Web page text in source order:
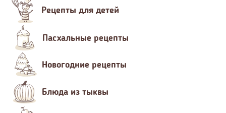
Рецепты для детей
Пасхальные рецепты
Новогодние рецепты
Блюда из тыквы